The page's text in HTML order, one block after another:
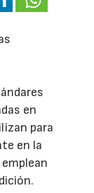
en
para
en la